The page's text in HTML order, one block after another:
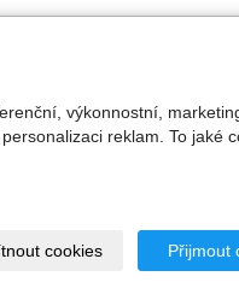
výkonnostní,
reklam. To jaké
cookies Přijmout